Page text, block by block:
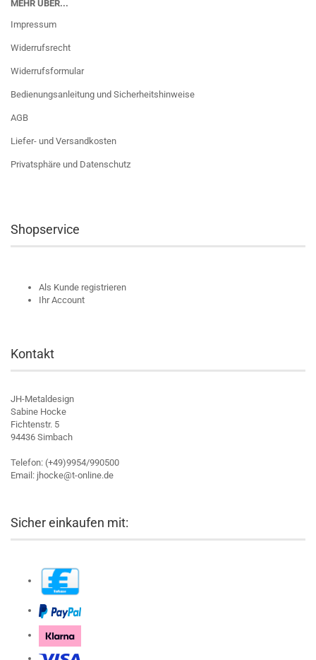
MEHR ÜBER...
Impressum
Widerrufsrecht
Widerrufsformular
Bedienungsanleitung und Sicherheitshinweise
AGB
Liefer- und Versandkosten
Privatsphäre und Datenschutz
Shopservice
Als Kunde registrieren
Ihr Account
Kontakt
JH-Metaldesign
Sabine Hocke
Fichtenstr. 5
94436 Simbach
Telefon: (+49)9954/990500
Email: jhocke@t-online.de
Sicher einkaufen mit: